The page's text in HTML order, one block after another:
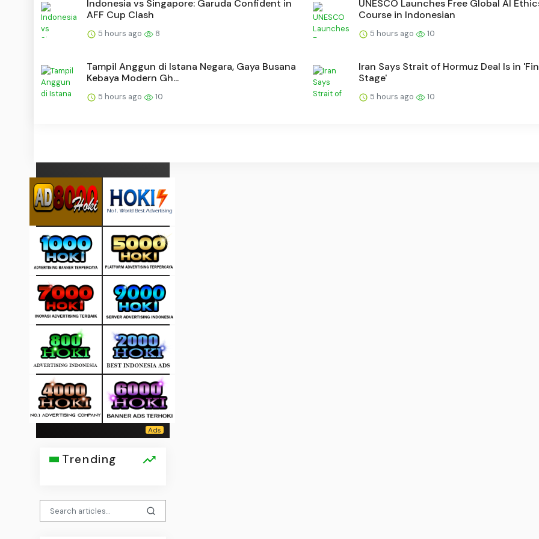
Indonesia vs Singapore: Garuda Confident in
AFF Cup Clash
5 hours ago 8
UNESCO Launches Free Global AI
Course in Indonesian
5 hours ago 10
Tampil Anggun di Istana Negara, Gaya Busana
Kebaya Modern Gh...
5 hours ago 10
Iran Says Strait of Hormuz Deal Is in
Stage'
5 hours ago 10
Trending